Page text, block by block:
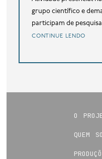
grupo científico e
participam de
continue lendo
o
quem